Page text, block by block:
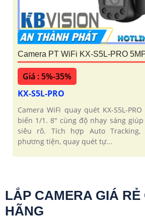
Camera PT WiFi KX-S5L-PRO
Giá : 5%-35%
KX-S5L-PRO
Camera WiFi quay quét KX-S5L-
biến 1/1. 8" cùng độ nhạy sáng
siêu rõ. Tích hợp Auto
phương tiện, quay quét tự...
LẮP CAMERA GIÁ RẺ
HÃNG